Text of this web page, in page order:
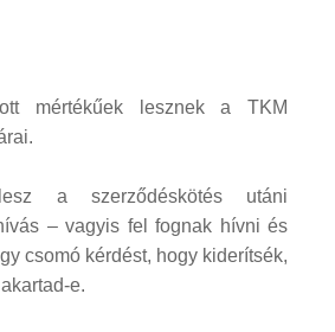
mértékűek lesznek a TKM
a szerződéskötés utáni
– vagyis fel fognak hívni és
csomó kérdést, hogy kiderítsék,
e.